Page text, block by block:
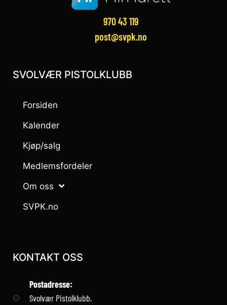
970 43 119‬
post@svpk.no
SVOLVÆR PISTOLKLUBB
Forsiden
Kalender
Kjøp/salg
Medlemsfordeler
Om oss
SVPK.no
KONTAKT OSS
Postadresse:
Svolvær Pistolklubb,